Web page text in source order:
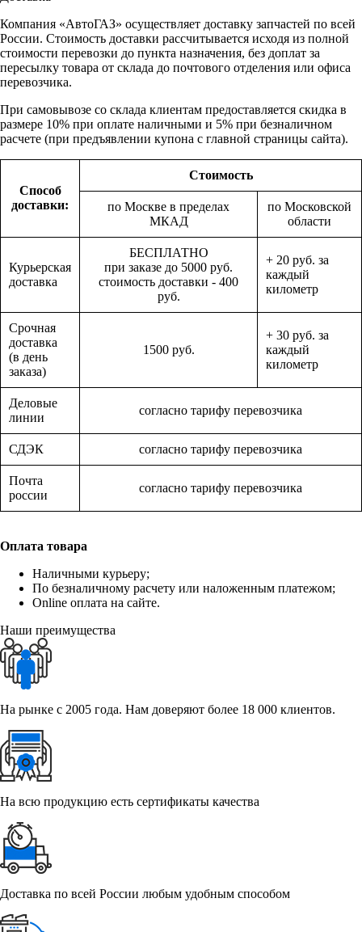
Компания «АвтоГАЗ» осуществляет доставку запчастей по всей
России. Стоимость доставки рассчитывается исходя из полной
стоимости перевозки до пункта назначения, без доплат за
пересылку товара от склада до почтового отделения или офиса
перевозчика.
При самовывозе со склада клиентам предоставляется скидка в
размере 10% при оплате наличными и 5% при безналичном
расчете (при предъявлении купона с главной страницы сайта).
Способ
доставки:
Стоимость
по Москве в пределах
МКАД
по Московской
области
Курьерская
доставка
БЕСПЛАТНО
при заказе до 5000 руб.
стоимость доставки - 400
руб.
+ 20 руб. за
каждый
километр
Срочная
доставка
(в день
заказа)
1500 руб.
+ 30 руб. за
каждый
километр
Деловые
линии
согласно тарифу перевозчика
СДЭК согласно тарифу перевозчика
Почта
россии
согласно тарифу перевозчика
Оплата товара
Наличными курьеру;
По безналичному расчету или наложенным платежом;
Online оплата на сайте.
Наши преимущества
На рынке с 2005 года. Нам доверяют более 18 000 клиентов.
На всю продукцию есть сертификаты качества
Доставка по всей России любым удобным способом